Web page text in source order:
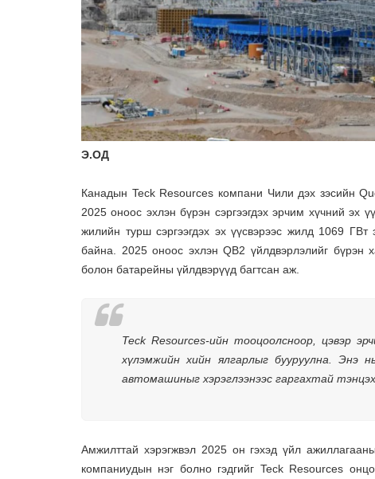
Э.ОД
Канадын Teck Resources компани Чили дэх зэсийн
2025 оноос эхлэн бүрэн сэргээгдэх эрчим хүчний эх
жилийн турш сэргээгдэх эх үүсвэрээс жилд 1069
байна. 2025 оноос эхлэн QB2 үйлдвэрлэлийг бүрэн
болон батарейны үйлдвэрүүд багтсан аж.
Teck Resources-ийн тооцоолсноор, цэвэр
хүлэмжийн хийн ялгарлыг бууруулна. Энэ
автомашиныг хэрэглээнээс гаргахтай тэнцэх
Амжилттай хэрэгжвэл 2025 он гэхэд үйл
компаниудын нэг болно гэдгийг Teck Resources